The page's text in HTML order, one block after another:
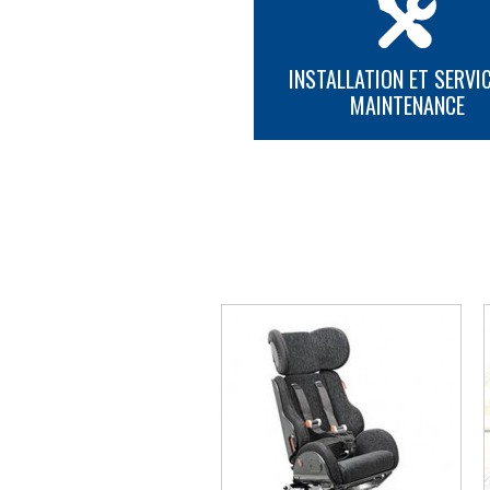
INSTALLATION ET
MAINTENANCE
PLUS D'INFORMATION